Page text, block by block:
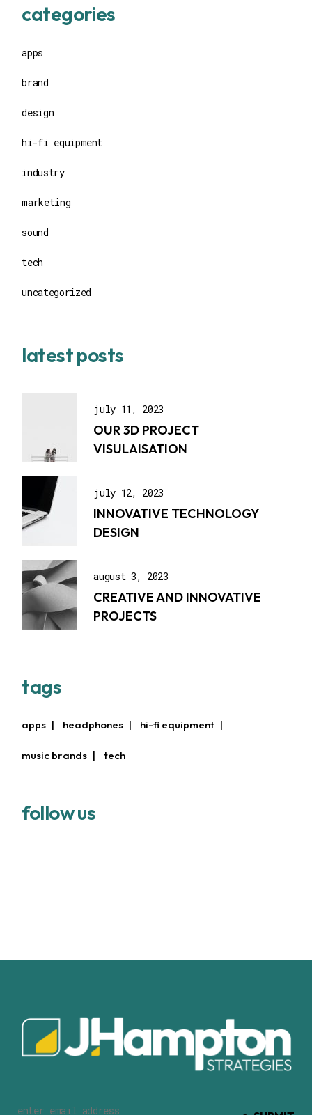
categories
apps
brand
design
hi-fi equipment
industry
marketing
sound
tech
uncategorized
latest posts
july 11, 2023
OUR 3D PROJECT
VISULAISATION
july 12, 2023
INNOVATIVE TECHNOLOGY
DESIGN
august 3, 2023
CREATIVE AND INNOVATIVE
PROJECTS
tags
apps headphones hi-fi equipment
music brands tech
follow us